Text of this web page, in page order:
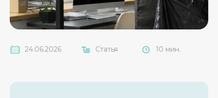
24.06.2026 Статья 10 мин.